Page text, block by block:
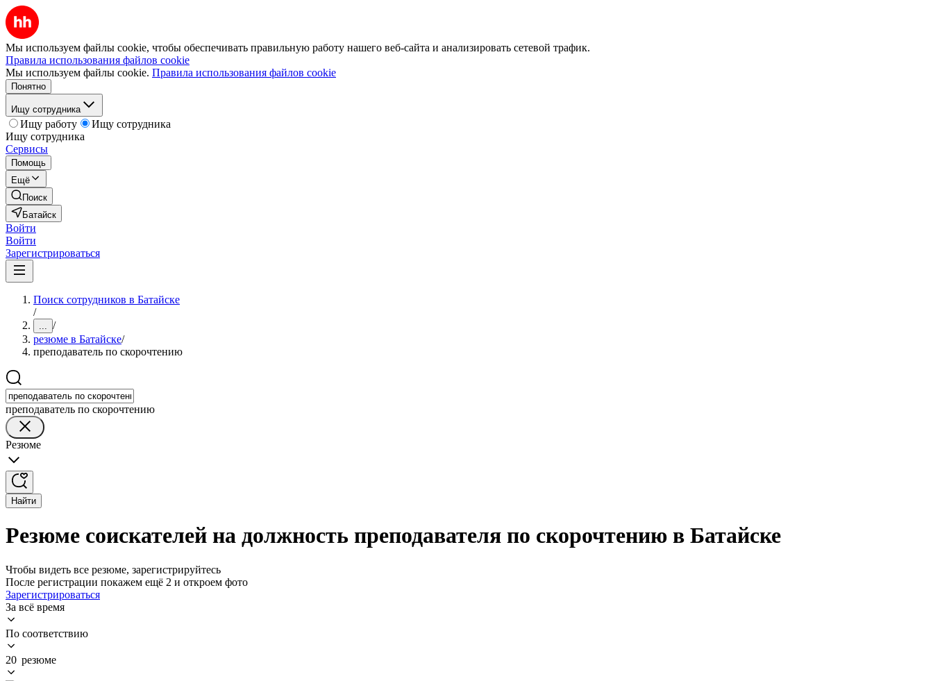
Мы используем файлы cookie, чтобы обеспечивать правильную работу нашего веб-сайта и анализировать сетевой трафик.
Правила использования файлов cookie
Мы используем файлы cookie. Правила использования файлов cookie
Понятно
Ищу сотрудника
Ищу работу
Ищу сотрудника
Ищу сотрудника
Сервисы
Помощь
Ещё
Поиск
Батайск
Войти
Войти
Зарегистрироваться
Поиск сотрудников в Батайске
/
... /
резюме в Батайске/
преподаватель по скорочтению
преподаватель по скорочтению
Резюме
Найти
Резюме соискателей на должность преподавателя по скорочтению в Батайске
Чтобы видеть все резюме, зарегистрируйтесь
После регистрации покажем ещё 2 и откроем фото
Зарегистрироваться
За всё время
По соответствию
20 резюме